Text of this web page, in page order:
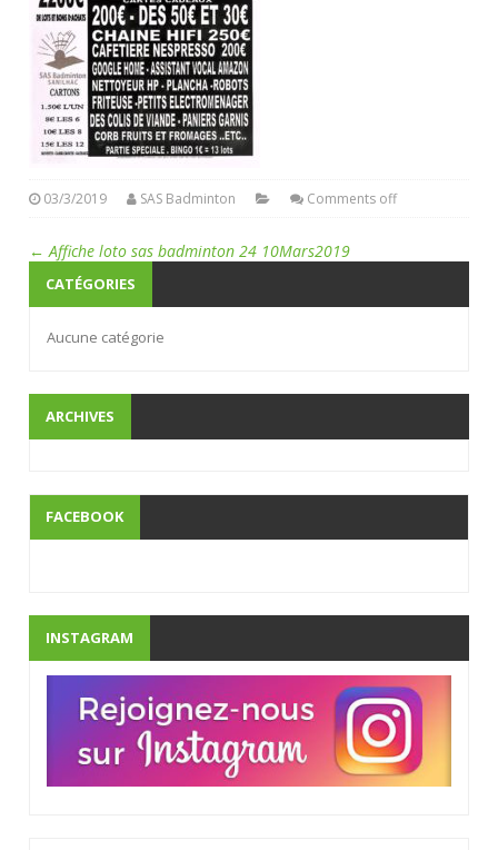
03/3/2019 SAS Badminton Comments off
← Affiche loto sas badminton 24 10Mars2019
CATÉGORIES
Aucune catégorie
ARCHIVES
FACEBOOK
INSTAGRAM